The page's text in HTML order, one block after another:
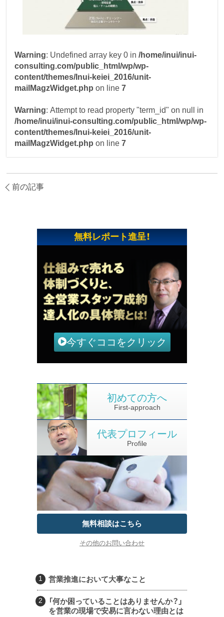
Warning : Undefined array key 0 in/home/inui/inui-
consulting.com/public_html/wp/wp-
content/themes/Inui-keiei_2016/unit-
mailMagzWidget.php on line7
Warning : Attempt to read property "term_id" on null in
/home/inui/inui-consulting.com/public_html/wp/wp-
content/themes/Inui-keiei_2016/unit-
mailMagzWidget.php on line7
前の記事
無料レポート進呈！
今すぐココをクリック
First-approach
初めての方へ
Profile
代表プロフィール
無料相談はこちら
その他のお問い合わせ
営業推進において大事なこと
「何か困っていることはありませんか？」
を営業の現場で安易に言わない理由とは